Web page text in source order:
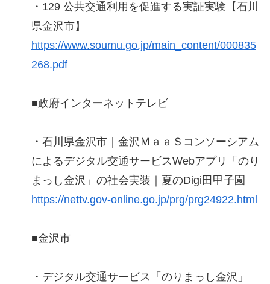
・129 公共交通利用を促進する実証実験【石川
県金沢市】
https://www.soumu.go.jp/main_content/000835
268.pdf
■政府インターネットテレビ
・石川県金沢市｜金沢ＭａａＳコンソーシアム
によるデジタル交通サービスWebアプリ「のり
まっし金沢」の社会実装｜夏のDigi田甲子園
https://nettv.gov-online.go.jp/prg/prg24922.html
■金沢市
・デジタル交通サービス「のりまっし金沢」